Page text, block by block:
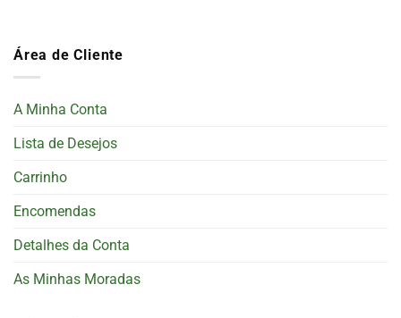
Área de Cliente
A Minha Conta
Lista de Desejos
Carrinho
Encomendas
Detalhes da Conta
As Minhas Moradas